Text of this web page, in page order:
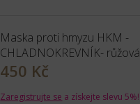
Maska proti hmyzu HKM -
CHLADNOKREVNÍK- růžová
450 Kč
Zaregistrujte se a získejte slevu 5%!